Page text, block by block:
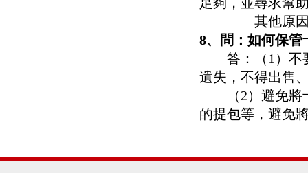
——其他原因。
8、問：如何保管
答：（1）不要
遺失，不得出售
（2）避免將卡
的提包等，避免